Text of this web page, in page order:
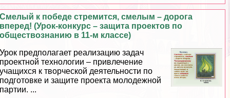
Смелый к победе стремится, смелым – дорога
вперед! (Урок-конкурс – защита проектов по
обществознанию в 11-м классе)
Урок предполагает реализацию задач
проектной технологии – привлечение
учащихся к творческой деятельности по
подготовке и защите проекта молодежной
партии. ...